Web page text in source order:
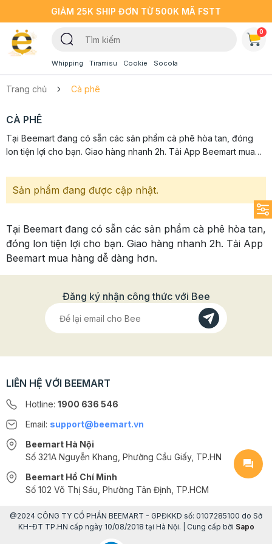
GIẢM 25K SHIP ĐƠN TỪ 500K MÃ FSTT
Whipping Tiramisu Cookie Socola
0
Trang chủ Cà phê
CÀ PHÊ
Tại Beemart đang có sẵn các sản phẩm cà phê hòa tan, đóng
lon tiện lợi cho bạn. Giao hàng nhanh 2h. Tải App Beemart mua
Sản phẩm đang được cập nhật.
Tại Beemart đang có sẵn các sản phẩm cà phê hòa tan,
đóng lon tiện lợi cho bạn. Giao hàng nhanh 2h. Tải App
Beemart mua hàng dễ dàng hơn.
Đăng ký nhận công thức với Bee
LIÊN HỆ VỚI BEEMART
Hotline: 1900 636 546
Email: support@beemart.vn
Beemart Hà Nội
Số 321A Nguyễn Khang, Phường Cầu Giấy, TP.HN
Beemart Hồ Chí Minh
Số 102 Võ Thị Sáu, Phường Tân Định, TP.HCM
@2024 CÔNG TY CỔ PHẦN BEEMART - GPĐKKD số: 0107285100 do Sở
KH-ĐT TP.HN cấp ngày 10/08/2018 tại Hà Nội. | Cung cấp bởi Sapo